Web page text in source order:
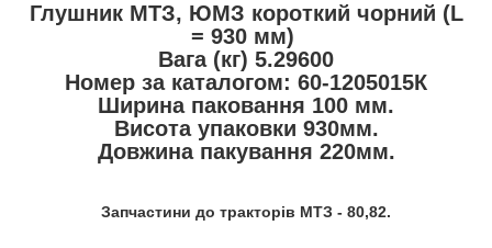
Глушник МТЗ, ЮМЗ короткий чорний (L
= 930 мм)
Вага (кг) 5.29600
Номер за каталогом: 60-1205015К
Ширина паковання 100 мм.
Висота упаковки 930мм.
Довжина пакування 220мм.
Запчастини до тракторів МТЗ - 80,82.